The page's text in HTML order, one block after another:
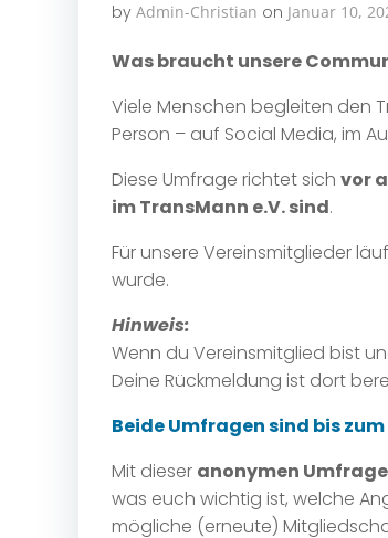
by Admin-Christian on Januar 10,
Was braucht unsere
Viele Menschen begleiten den
Person – auf Social Media, im
Diese Umfrage richtet sich vor
im TransMann e.V. sind.
Für unsere Vereinsmitglieder
wurde.
Hinweis:
Wenn du Vereinsmitglied bist
Deine Rückmeldung ist dort
Beide Umfragen sind bis
Mit dieser anonymen Umfrage
was euch wichtig ist, welche
mögliche (erneute)